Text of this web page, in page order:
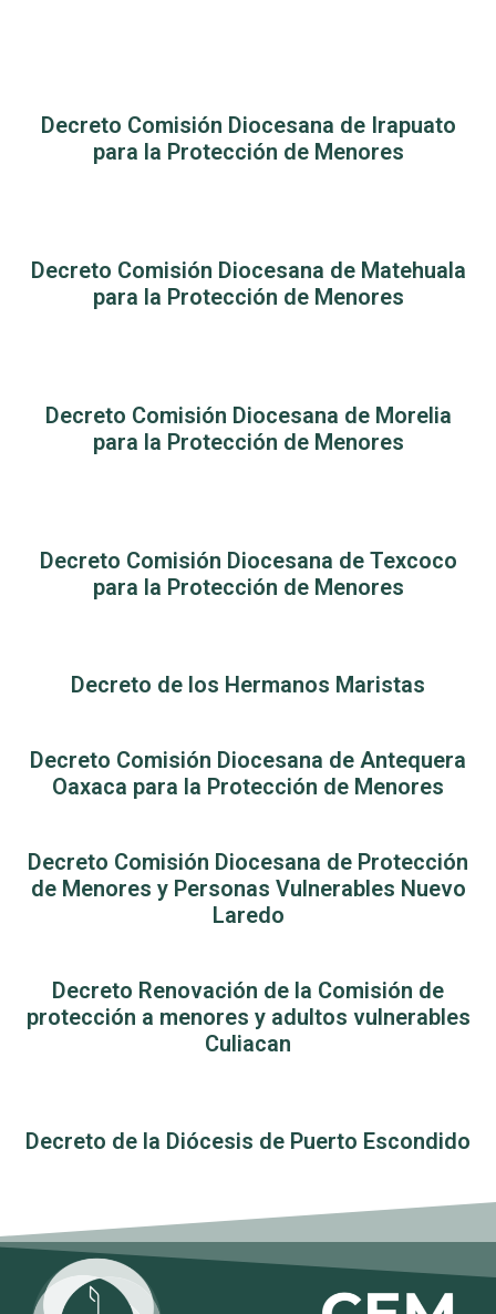
Decreto Comisión Diocesana de Irapuato
para la Protección de Menores
Decreto Comisión Diocesana de Matehuala
para la Protección de Menores
Decreto Comisión Diocesana de Morelia
para la Protección de Menores
Decreto Comisión Diocesana de Texcoco
para la Protección de Menores
Decreto de los Hermanos Maristas
Decreto Comisión Diocesana de Antequera
Oaxaca para la Protección de Menores
Decreto Comisión Diocesana de Protección
de Menores y Personas Vulnerables Nuevo
Laredo
Decreto Renovación de la Comisión de
protección a menores y adultos vulnerables
Culiacan
Decreto de la Diócesis de Puerto Escondido